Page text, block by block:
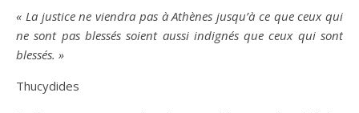
« La justice ne viendra pas à Athènes jusqu’à ce que ceux qui
ne sont pas blessés soient aussi indignés que ceux qui sont
blessés. »
Thucydides